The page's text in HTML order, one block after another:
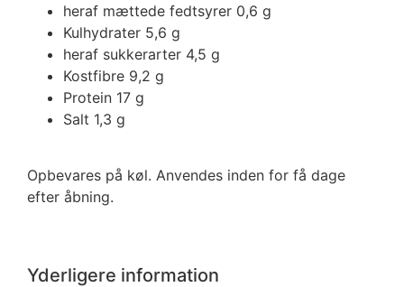
heraf mættede fedtsyrer 0,6 g
Kulhydrater 5,6 g
heraf sukkerarter 4,5 g
Kostfibre 9,2 g
Protein 17 g
Salt 1,3 g
Opbevares på køl. Anvendes inden for få dage
efter åbning.
Yderligere information